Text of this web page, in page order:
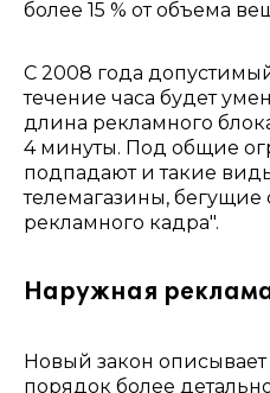
более 15 % от объема
С 2008 года
течение часа будет
длина рекламного
4 минуты. Под общие
подпадают и такие
телемагазины,
рекламного кадра".
Наружная
Новый закон
порядок более